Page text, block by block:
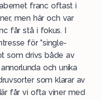
franc oftast i
men här och var
får stå i fokus. I
för ”single-
som drivs både av
och unika
som klarar av
får vi ofta viner med